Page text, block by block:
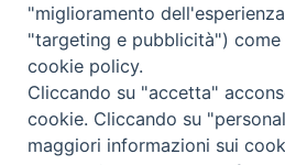
Copyright © 2019 -
Trentina Editrice
Privacy Policy
"miglioramento
"targeting e pubblicità")
cookie policy.
Cliccando su "accetta"
cookie. Cliccando su
maggiori informazioni sui